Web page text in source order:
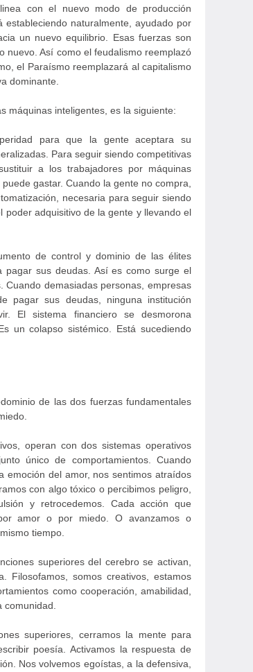
con el nuevo modo de producción
naturalmente, ayudado por
un nuevo equilibrio. Esas fuerzas son
nuevo. Así como el feudalismo reemplazó
el Paraísmo reemplazará al capitalismo
dominante.
máquinas inteligentes, es la siguiente:
para que la gente aceptara su
Para seguir siendo competitivas
a los trabajadores por máquinas
gastar. Cuando la gente no compra,
necesaria para seguir siendo
adquisitivo de la gente y llevando el
de control y dominio de las élites
pagar sus deudas. Así es como surge el
demasiadas personas, empresas
pagar sus deudas, ninguna institución
El sistema financiero se desmorona
un colapso sistémico. Está sucediendo
de las dos fuerzas fundamentales
operan con dos sistemas operativos
único de comportamientos. Cuando
emoción del amor, nos sentimos atraídos
con algo tóxico o percibimos peligro,
y retrocedemos. Cada acción que
amor o por miedo. O avanzamos o
tiempo.
superiores del cerebro se activan,
Filosofamos, somos creativos, estamos
como cooperación, amabilidad,
superiores, cerramos la mente para
poesía. Activamos la respuesta de
Nos volvemos egoístas, a la defensiva,